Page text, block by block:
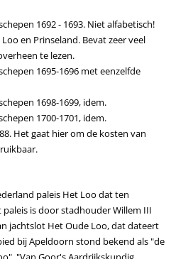
1692 - 1693. Niet alfabetisch!
en Prinseland. Bevat zeer veel
te lezen.
1695-1696 met eenzelfde
1698-1699, idem.
1700-1701, idem.
Het gaat hier om de kosten van
paleis Het Loo dat ten
is door stadhouder Willem III
jachtslot Het Oude Loo, dat dateert
bij Apeldoorn stond bekend als "de